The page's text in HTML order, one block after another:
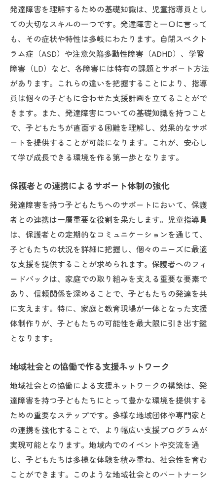
自然の中での体験活動の効果
社会参加を促進するための環境づくり
児童指導員の挑戦と喜び発達障害児と共に歩む
日々の支援における発見と学び
指導員としての成長とモチベーション
子どもたちとの関係から得る感動
困難を乗り越えるためのチームワーク
専門性を高めるための研修の重要性
長期的なビジョンを持つことの意義
発達障害を理解するための基礎知識は、児童指導員とし
ての大切なスキルの一つです。発達障害と一口に言って
も、その症状や特性は多岐にわたります。自閉スペクト
ラム症（ASD）や注意欠陥多動性障害（ADHD）、学習
障害（LD）など、各障害には特有の課題とサポート方法
があります。これらの違いを把握することにより、指導
員は個々の子どもに合わせた支援計画を立てることがで
きます。また、発達障害についての基礎知識を持つこと
で、子どもたちが直面する困難を理解し、効果的なサポ
ートを提供することが可能になります。これが、安心し
て学び成長できる環境を作る第一歩となります。
保護者との連携によるサポート体制の強化
発達障害を持つ子どもたちへのサポートにおいて、保護
者との連携は一層重要な役割を果たします。児童指導員
は、保護者との定期的なコミュニケーションを通じて、
子どもたちの状況を詳細に把握し、個々のニーズに最適
な支援を提供することが求められます。保護者へのフィ
ードバックは、家庭での取り組みを支える重要な要素で
あり、信頼関係を深めることで、子どもたちの発達を共
に支えます。特に、家庭と教育現場が一体となった支援
体制作りが、子どもたちの可能性を最大限に引き出す鍵
となります。
地域社会との協働で作る支援ネットワーク
地域社会との協働による支援ネットワークの構築は、発
達障害を持つ子どもたちにとって豊かな環境を提供する
ための重要なステップです。多様な地域団体や専門家と
の連携を強化することで、より幅広い支援プログラムが
実現可能となります。地域内でのイベントや交流を通
じ、子どもたちは多様な体験を積み重ね、社会性を育む
ことができます。このような地域社会とのパートナーシ